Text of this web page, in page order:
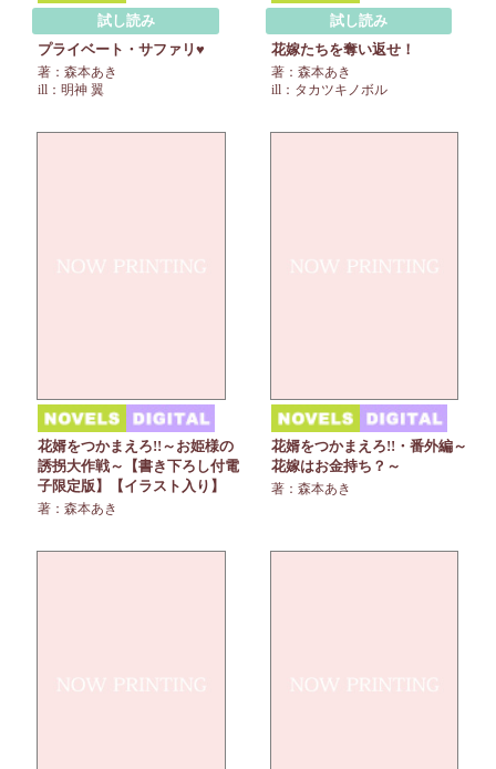
試し読み
プライベート・サファリ♥
著：森本あき
ill：明神 翼
試し読み
花嫁たちを奪い返せ！
著：森本あき
ill：タカツキノボル
花婿をつかまえろ!!～お姫様の
誘拐大作戦～【書き下ろし付電
子限定版】【イラスト入り】
著：森本あき
花婿をつかまえろ!!・番外編～
花嫁はお金持ち？～
著：森本あき